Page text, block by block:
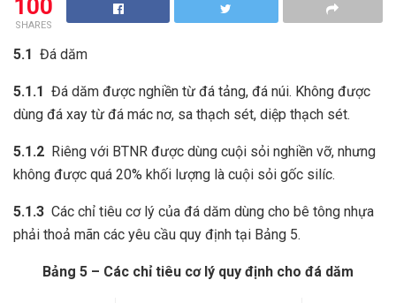
100
SHARES
5.1 Đá dăm
5.1.1 Đá dăm được nghiền từ đá tảng, đá núi. Không được
dùng đá xay từ đá mác nơ, sa thạch sét, diệp thạch sét.
5.1.2 Riêng với BTNR được dùng cuội sỏi nghiền vỡ, nhưng
không được quá 20% khối lượng là cuội sỏi gốc silíc.
5.1.3 Các chỉ tiêu cơ lý của đá dăm dùng cho bê tông nhựa
phải thoả mãn các yêu cầu quy định tại Bảng 5.
Bảng 5 – Các chỉ tiêu cơ lý quy định cho đá dăm